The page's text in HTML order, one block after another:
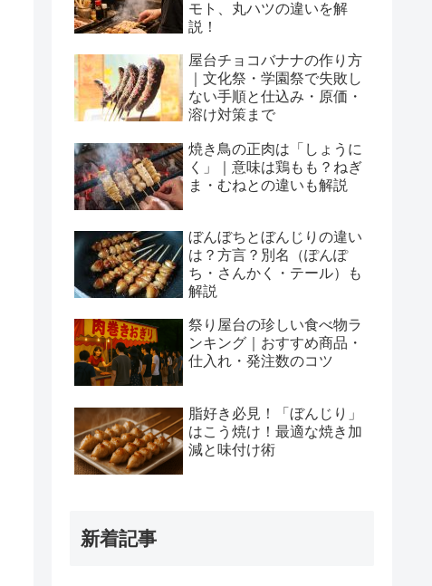
モト、丸ハツの違いを解
説！
屋台チョコバナナの作り方
｜文化祭・学園祭で失敗し
ない手順と仕込み・原価・
溶け対策まで
焼き鳥の正肉は「しょうに
く」｜意味は鶏もも？ねぎ
ま・むねとの違いも解説
ぼんぼちとぼんじりの違い
は？方言？別名（ぽんぽ
ち・さんかく・テール）も
解説
祭り屋台の珍しい食べ物ラ
ンキング｜おすすめ商品・
仕入れ・発注数のコツ
脂好き必見！「ぼんじり」
はこう焼け！最適な焼き加
減と味付け術
新着記事